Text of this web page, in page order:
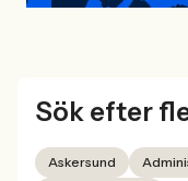
Sök efter
Askersund